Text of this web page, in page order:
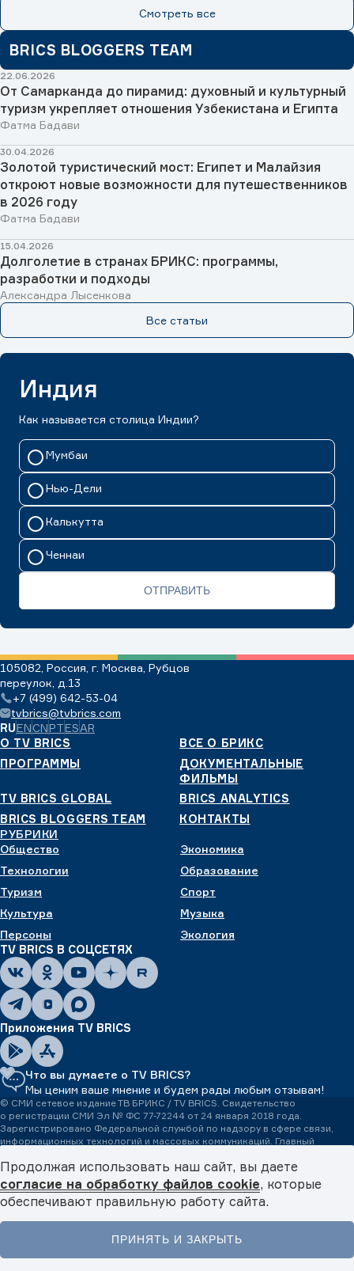
Главная Новости Видео Подкасты Меню
Смотреть все
BRICS BLOGGERS TEAM
22.06.2026
От Самарканда до пирамид: духовный и культурный
туризм укрепляет отношения Узбекистана и Египта
Фатма Бадави
30.04.2026
Золотой туристический мост: Египет и Малайзия
откроют новые возможности для путешественников
в 2026 году
Фатма Бадави
15.04.2026
Долголетие в странах БРИКС: программы,
разработки и подходы
Александра Лысенкова
Все статьи
Индия
Как называется столица Индии?
Мумбаи
Нью-Дели
Калькутта
Ченнаи
ОТПРАВИТЬ
105082, Россия, г. Москва, Рубцов
переулок, д.13
+7 (499) 642-53-04
tvbrics@tvbrics.com
RUENCNPTESAR
О TV BRICS
ВСЕ О БРИКС
ПРОГРАММЫ
ДОКУМЕНТАЛЬНЫЕ
ФИЛЬМЫ
TV BRICS GLOBAL
BRICS ANALYTICS
BRICS BLOGGERS TEAM
КОНТАКТЫ
РУБРИКИ
Общество
Экономика
Технологии
Образование
Туризм
Спорт
Культура
Музыка
Персоны
Экология
TV BRICS В СОЦСЕТЯХ
Приложения TV BRICS
Что вы думаете о TV BRICS?
Мы ценим ваше мнение и будем рады любым отзывам!
© СМИ сетевое издание ТВ БРИКС / TV BRICS. Свидетельство
о регистрации СМИ Эл № ФС 77-72244 от 24 января 2018 года.
Зарегистрировано Федеральной службой по надзору в сфере связи,
информационных технологий и массовых коммуникаций. Главный
«ТВ БРИКС». Адрес электронной почты редакции: tvbrics@tvbrics.com.
+7 (499) 642-53-04.Все права на любые материалы,
опубликованные на сайте, защищены в соответствии с российским
и международным законодательством об авторском праве и смежных
Продолжая использовать наш сайт, вы даете
согласие на обработку файлов cookie, которые
обеспечивают правильную работу сайта.
ПРИНЯТЬ И ЗАКРЫТЬ